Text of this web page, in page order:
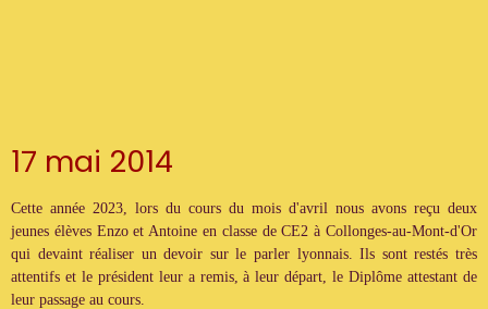
17 mai 2014
Cette année 2023, lors du cours du mois d'avril nous avons reçu deux
jeunes élèves Enzo et Antoine en classe de CE2 à Collonges-au-Mont-d'Or
qui devaint réaliser un devoir sur le parler lyonnais. Ils sont restés très
attentifs et le président leur a remis, à leur départ, le Diplôme attestant de
leur passage au cours.